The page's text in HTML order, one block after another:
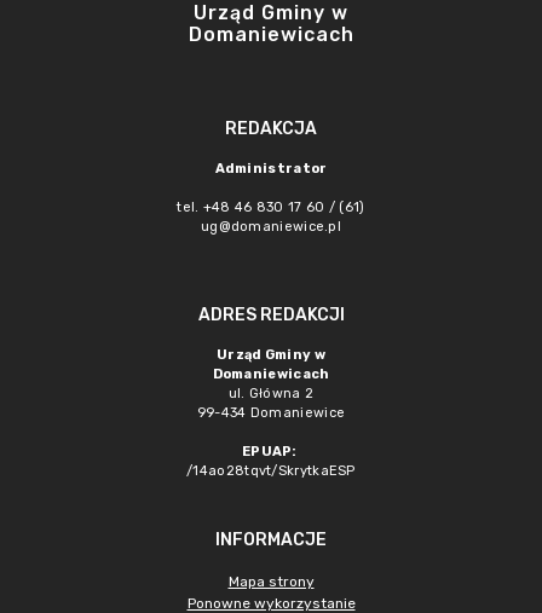
Urząd Gminy w
Domaniewicach
REDAKCJA
Administrator
tel. +48 46 830 17 60 / (61)
ug@domaniewice.pl
ADRES REDAKCJI
Urząd Gminy w
Domaniewicach
ul. Główna 2
99-434 Domaniewice
EPUAP:
/14ao28tqvt/SkrytkaESP
INFORMACJE
Mapa strony
Ponowne wykorzystanie